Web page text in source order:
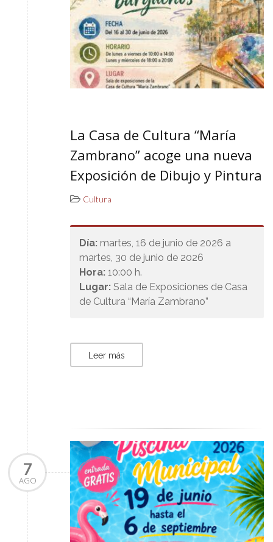
La Casa de Cultura “María
Zambrano” acoge una nueva
Exposición de Dibujo y Pintura
Cultura
Día: martes, 16 de junio de 2026 a
martes, 30 de junio de 2026
Hora: 10:00 h.
Lugar: Sala de Exposiciones de Casa
de Cultura “María Zambrano”
Leer más
7
AGO